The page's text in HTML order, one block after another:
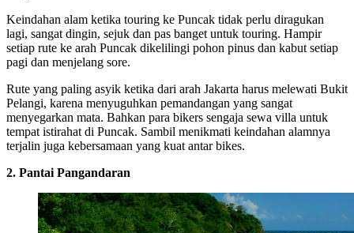
Keindahan alam ketika touring ke Puncak tidak perlu diragukan
lagi, sangat dingin, sejuk dan pas banget untuk touring. Hampir
setiap rute ke arah Puncak dikelilingi pohon pinus dan kabut setiap
pagi dan menjelang sore.
Rute yang paling asyik ketika dari arah Jakarta harus melewati Bukit
Pelangi, karena menyuguhkan pemandangan yang sangat
menyegarkan mata. Bahkan para bikers sengaja sewa villa untuk
tempat istirahat di Puncak. Sambil menikmati keindahan alamnya
terjalin juga kebersamaan yang kuat antar bikes.
2. Pantai Pangandaran